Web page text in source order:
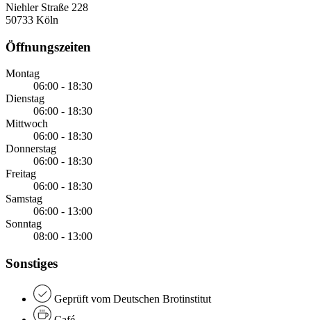
Niehler Straße 228
50733 Köln
Öffnungszeiten
Montag
06:00 - 18:30
Dienstag
06:00 - 18:30
Mittwoch
06:00 - 18:30
Donnerstag
06:00 - 18:30
Freitag
06:00 - 18:30
Samstag
06:00 - 13:00
Sonntag
08:00 - 13:00
Sonstiges
Geprüft vom Deutschen Brotinstitut